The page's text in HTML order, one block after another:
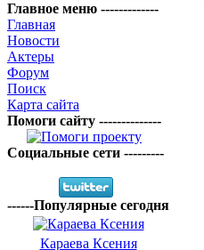
Главное меню -------------
Главная
Новости
Актеры
Форум
Поиск
Карта сайта
Помоги сайту --------------
Социальные сети ---------
------Популярные сегодня
Караева Ксения